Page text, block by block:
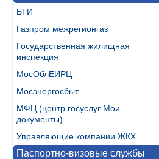
БТИ
Газпром межрегионгаз
Государственная жилищная
инспекция
МосОблЕИРЦ
Мосэнергосбыт
МФЦ (центр госуслуг Мои
документы)
Управляющие компании ЖКХ
Паспортно-визовые службы